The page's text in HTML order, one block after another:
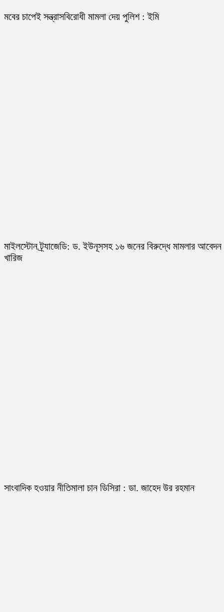
মবের চাপেই সন্ত্রাসবিরোধী মামলা দেয় পুলিশ : ইমি
মাইলস্টোন ট্র্যাজেডি: ড. ইউনূসসহ ১৬ জনের বিরুদ্ধে মামলার আবেদন
খারিজ
সাংবাদিক হওয়ার নীতিমালা চান ডিসিরা : ডা. জাহেদ উর রহমান